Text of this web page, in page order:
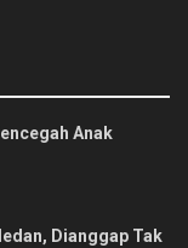
Anak
Dianggap Tak